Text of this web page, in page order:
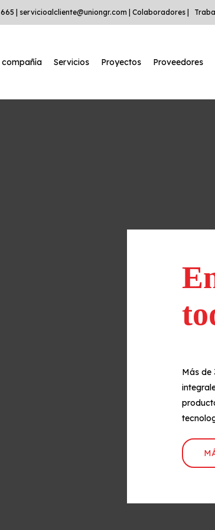
| servicioalcliente@uniongr.com |Colaboradores |
compañía Servicios Proyectos Proveedores
Más de